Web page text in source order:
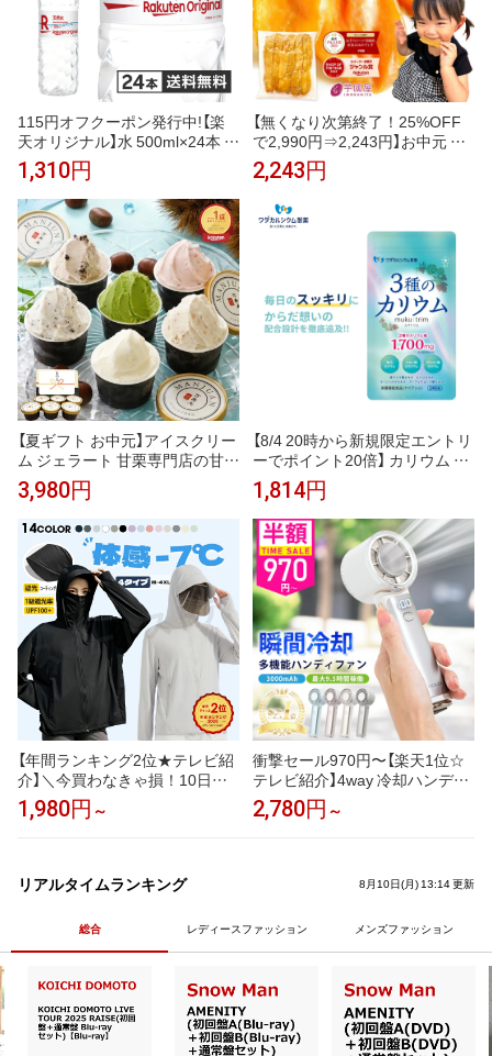
115円オフクーポン発行中!【楽
天オリジナル】水 500ml×24本 天
然水 ミネラルウォーター 飲料水
まとめ買い 安い 業務用 家庭用
大容量 オフィス コスパ最強 熱
中症対策 500ml 24本
1,310円
【無くなり次第終了！25%OFF
で2,990円⇒2,243円】お中元 ギ
フト 干し芋 茨城県産 紅はるか
訳あり 1kg 食べ物 和菓子 おや
つ 送料無料 国産 無添加 切り落
とし さつまいも スイーツ ダイ
エット お菓子 和スイーツ お祝
2,243円
【夏ギフト お中元】アイスクリー
ム ジェラート 甘栗専門店の甘栗
ジェラート入 創業99年の青果市
場直営素材使用 贅沢素材ジェラ
ート ランキング1位 アイス つ
ぶあまぐり ミルク いちご 抹茶
チョコ クッキークリーム 6種6
入 アイスギフト 即日配送
3,980円
【8/4 20時から新規限定エントリ
ーでポイント20倍】 カリウム サ
プリ muku:trim ムクトリム ワダ
カルシウム製薬 3種のカリウム
塩化カリウム クエン酸三カリウ
ム グルコン酸カリウム ベースサ
プリ 栄養機能食品 ナイアシン
ビタミンB3
1,814円
【年間ランキング2位★テレビ紹
介】＼今買わなきゃ損！10日限
定25％OFFクーポン／uvカット
パーカー 冷感 UV レディース uv
カー 遮光 メッシュ 涼しい トッ
プス 大きいサイズ 日焼け防止
1,980円 ～
衝撃セール970円〜【楽天1位☆
テレビ紹介】4way 冷却ハンディ
ファンPRO 2026 ハンディファ
ン 冷却プレート 扇風機 シシベ
携帯扇風機 卓上扇風機 小型扇風
機 cicibella 手持ち扇風機「MON
2,780円 ～
リアルタイムランキング 8月10日(月) 13:14 更新
総合 レディースファッション メンズファッション